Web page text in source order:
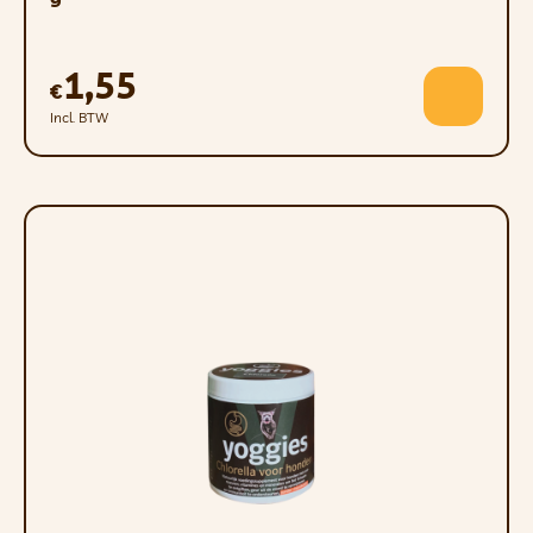
– hematurie
asymptomatisch zijn
– bevat hippuurzuur en
proanthocyanidinen, die voorkomen dat
E. coli zich aan urotheliale receptoren
hecht. Proanthocyanidinen staan ​​ook
bekend om hun antioxiderende en
€1,55
Incl. BTW